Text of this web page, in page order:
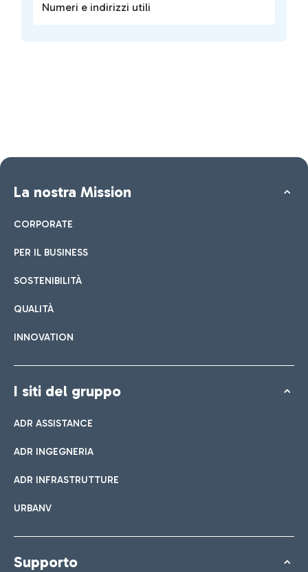
Numeri e indirizzi utili
La nostra Mission
CORPORATE
PER IL BUSINESS
SOSTENIBILITÀ
QUALITÀ
INNOVATION
I siti del gruppo
ADR ASSISTANCE
ADR INGEGNERIA
ADR INFRASTRUTTURE
URBANV
Supporto